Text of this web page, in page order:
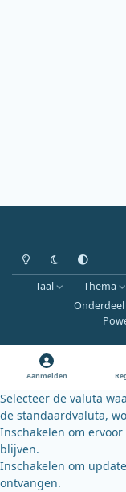
Heldere modus
Donkere modus
Taal Thema
Aanmelden
Selecteer de valuta
de standaardvaluta,
Inschakelen om
blijven.
Inschakelen om
ontvangen.